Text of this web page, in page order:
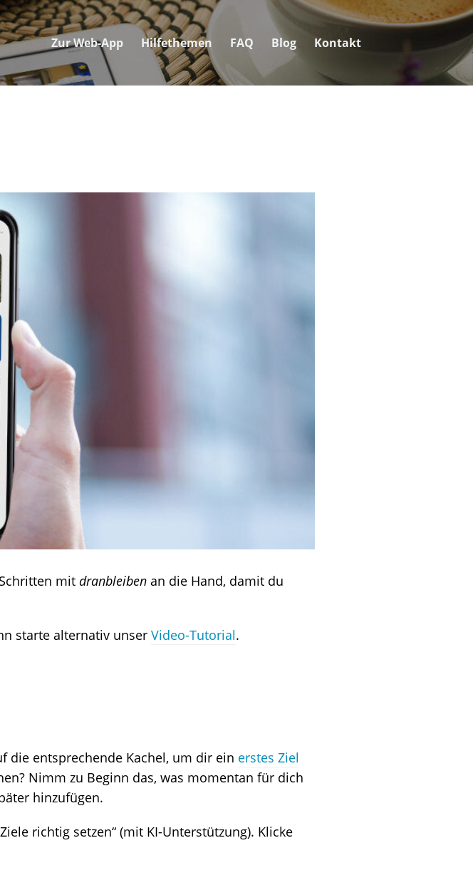
Zur Web-App Hilfethemen FAQ Blog Kontakt
mit dranbleiben an die Hand, damit du
starte alternativ unserVideo-Tutorial.
die entsprechende Kachel, um dir ein erstes Ziel
Nimm zu Beginn das, was momentan für dich
hinzufügen.
richtig setzen“ (mit KI-Unterstützung). Klicke